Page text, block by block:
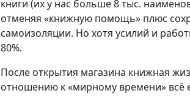
книги (их у нас больше 8 тыс.
отменяя «книжную помощь» плюс
самоизоляции. Но хотя усилий и
80%.
После открытия магазина книжная
отношению к «мирному времени»